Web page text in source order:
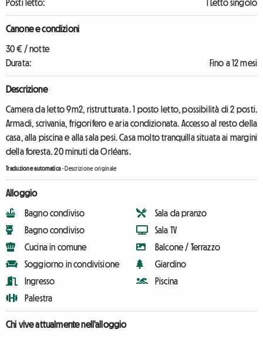
Posti letto:
1 Letto singolo
Canone e condizioni
30 € / notte
Durata:
Fino a 12 mesi
Descrizione
Camera da letto 9m2, ristrutturata. 1 posto letto, possibilità di 2 posti.
Armadi, scrivania, frigorifero e aria condizionata. Accesso al resto della
casa, alla piscina e alla sala pesi. Casa molto tranquilla situata ai margini
della foresta. 20 minuti da Orléans.
Traduzione automatica-Descrizione originale
Alloggio
Bagno condiviso
Bagno condiviso
Cucina in comune
Soggiorno in condivisione
Ingresso
Palestra
Sala da pranzo
Sala TV
Balcone / Terrazzo
Giardino
Piscina
Chi vive attualmente nell'alloggio